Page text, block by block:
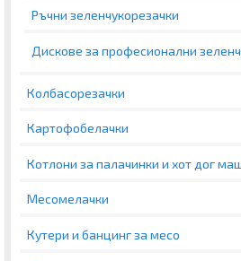
Ръчни зеленчукорезачки
Дискове за професионални
Колбасорезачки
Картофобелачки
Котлони за палачинки и хот дог
Месомелачки
Кутери и банцинг за месо